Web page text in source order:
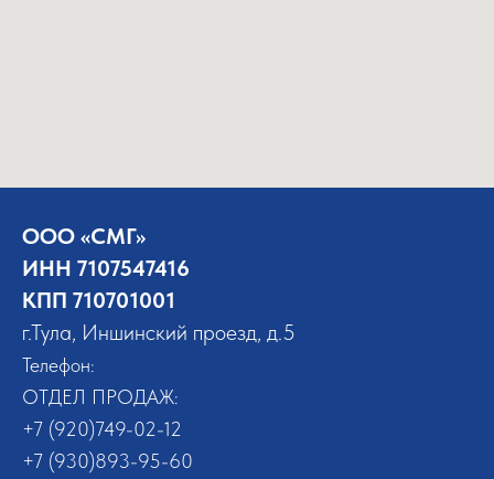
ООО «СМГ»
ИНН 7107547416
КПП 710701001
г.Тула, Иншинский проезд, д.5
Телефон:
ОТДЕЛ ПРОДАЖ:
+7 (920)749-02-12
+7 (930)893-95-60